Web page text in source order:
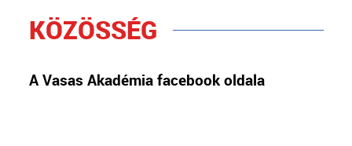
KÖZÖSSÉG
A Vasas Akadémia facebook oldala